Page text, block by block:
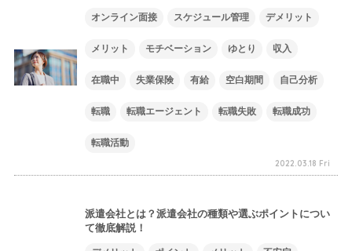
オンライン面接 スケジュール管理 デメリット
メリット モチベーション ゆとり 収入
在職中 失業保険 有給 空白期間 自己分析
転職 転職エージェント 転職失敗 転職成功
転職活動
2022.03.18 Fri
派遣会社とは？派遣会社の種類や選ぶポイントについ
て徹底解説！